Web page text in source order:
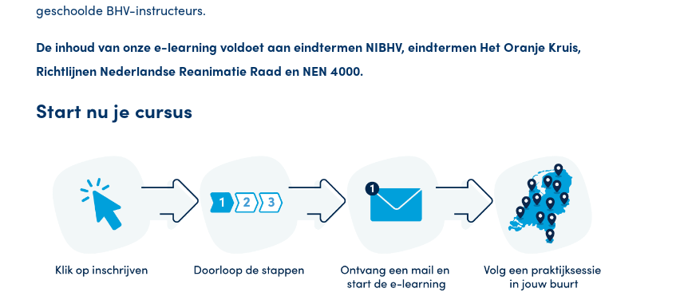
geschoolde BHV-instructeurs.
De inhoud van onze e-learning voldoet aan eindtermen NIBHV, eindtermen Het Oranje Kruis,
Richtlijnen Nederlandse Reanimatie Raad en NEN 4000.
Start nu je cursus